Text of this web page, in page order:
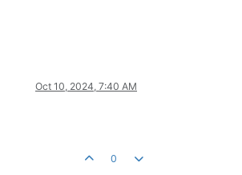
Oct 10, 2024, 7:40 AM
0